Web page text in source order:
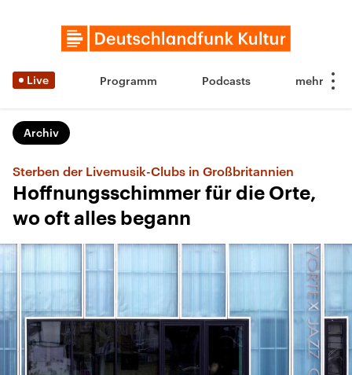
Live Programm Podcasts
Archiv
Sterben der Livemusik-Clubs in Großbritannien
Hoffnungsschimmer für die Orte,
wo oft alles begann